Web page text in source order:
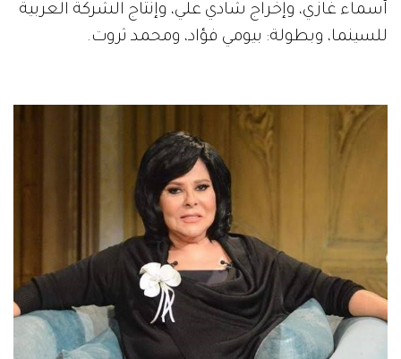
أسماء غازي، وإخراج شادي علي، وإنتاج الشركة العربية
للسينما، وبطولة: بيومي فؤاد، ومحمد ثروت.